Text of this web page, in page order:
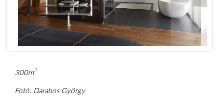
300m2
Fotó: Darabos György